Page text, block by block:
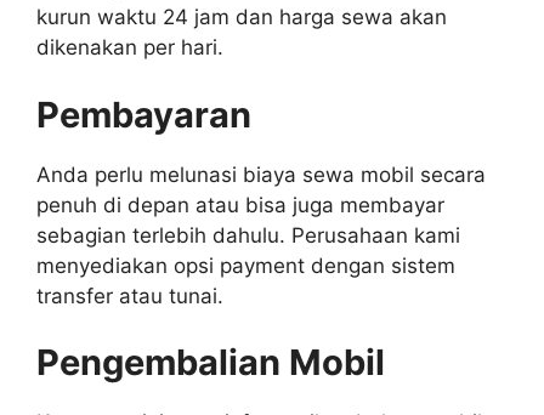
kurun waktu 24 jam dan harga sewa akan
dikenakan per hari.
Pembayaran
Anda perlu melunasi biaya sewa mobil secara
penuh di depan atau bisa juga membayar
sebagian terlebih dahulu. Perusahaan kami
menyediakan opsi payment dengan sistem
transfer atau tunai.
Pengembalian Mobil